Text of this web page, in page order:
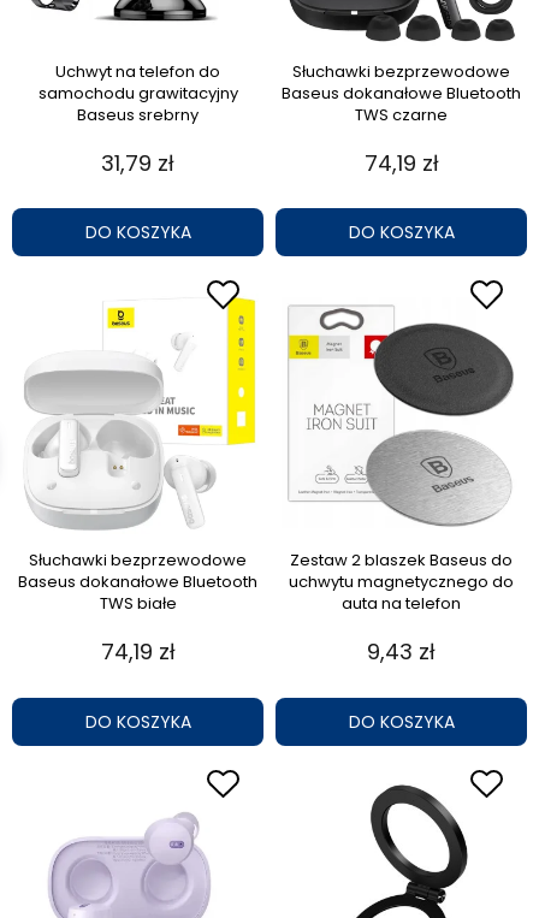
Uchwyt na telefon do
samochodu grawitacyjny
Baseus srebrny
31,79 zł
DO KOSZYKA
Słuchawki bezprzewodowe
Baseus dokanałowe Bluetooth
TWS czarne
74,19 zł
DO KOSZYKA
Słuchawki bezprzewodowe
Baseus dokanałowe Bluetooth
TWS białe
74,19 zł
DO KOSZYKA
Zestaw 2 blaszek Baseus do
uchwytu magnetycznego do
auta na telefon
9,43 zł
DO KOSZYKA